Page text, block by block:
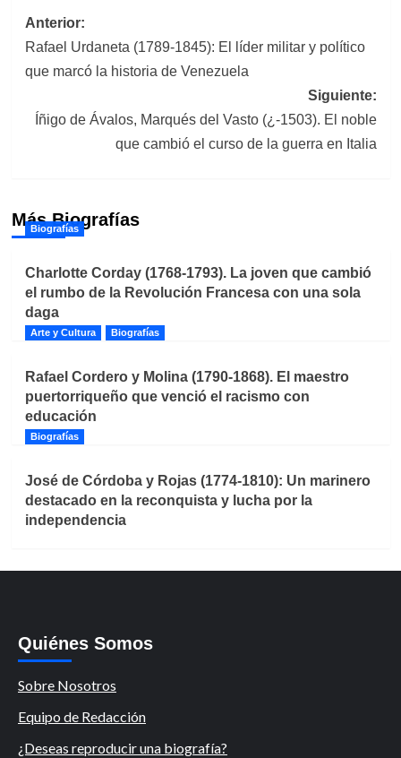
Navegación
de
entradas
Anterior:
Rafael Urdaneta (1789-1845): El líder militar y político
que marcó la historia de Venezuela
Siguiente:
Íñigo de Ávalos, Marqués del Vasto (¿-1503). El noble
que cambió el curso de la guerra en Italia
Más Biografías
Biografías
Charlotte Corday (1768-1793). La joven que cambió
el rumbo de la Revolución Francesa con una sola
daga
Arte y Cultura Biografías
Rafael Cordero y Molina (1790-1868). El maestro
puertorriqueño que venció el racismo con
educación
Biografías
José de Córdoba y Rojas (1774-1810): Un marinero
destacado en la reconquista y lucha por la
independencia
Quiénes Somos
Sobre Nosotros
Equipo de Redacción
¿Deseas reproducir una biografía?